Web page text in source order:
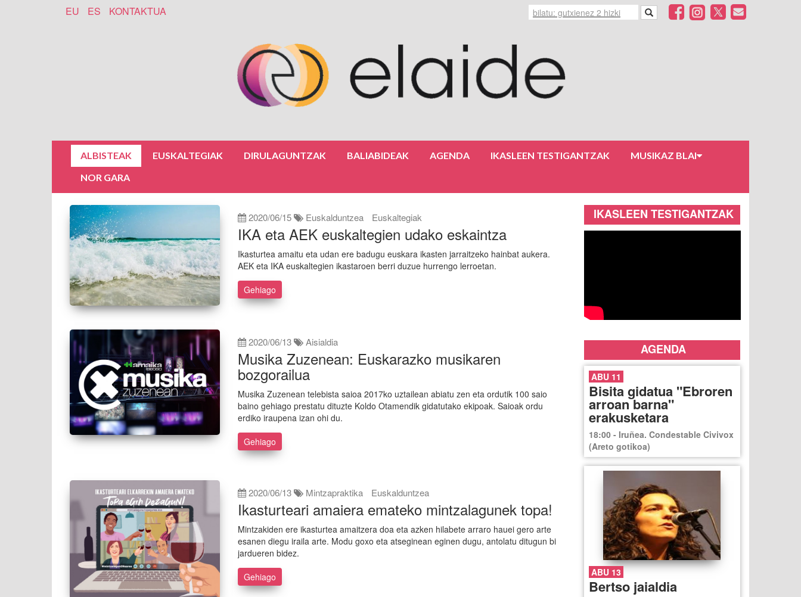
EU ES KONTAKTUA
ALBISTEAK EUSKALTEGIAK DIRULAGUNTZAK BALIABIDEAK AGENDA IKASLEEN TESTIGANTZAK
MUSIKAZ BLAI
NOR GARA
2020/06/15 Euskalduntzea Euskaltegiak
IKA eta AEK euskaltegien udako eskaintza
Ikasturtea amaitu eta udan ere badugu euskara ikasten jarraitzeko hainbat aukera.
AEK eta IKA euskaltegien ikastaroen berri duzue hurrengo lerroetan.
Gehiago
2020/06/13 Aisialdia
Musika Zuzenean: Euskarazko musikaren
bozgorailua
Musika Zuzenean telebista saioa 2017ko uztailean abiatu zen eta ordutik 100 saio
baino gehiago prestatu dituzte Koldo Otamendik gidatutako ekipoak. Saioak ordu
erdiko iraupena izan ohi du.
Gehiago
2020/06/13 Mintzapraktika Euskalduntzea
Ikasturteari amaiera emateko mintzalagunek topa!
Mintzakiden ere ikasturtea amaitzera doa eta azken hilabete arraro hauei gero arte
esanen diegu iraila arte. Modu goxo eta atseginean eginen dugu, antolatu ditugun bi
jardueren bidez.
Gehiago
IKASLEEN TESTIGANTZAK
AGENDA
ABU 11
Bisita gidatua "Ebroren
arroan barna"
erakusketara
18:00 - Iruñea. Condestable Civivox
(Areto gotikoa)
ABU 13
Bertso jaialdia